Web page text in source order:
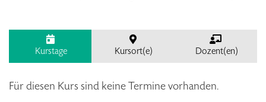
Kurstage Kursort(e) Dozent(en)
Für diesen Kurs sind keine Termine vorhanden.